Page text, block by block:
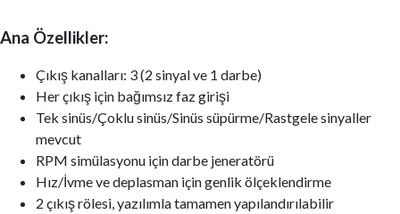
Ana Özellikler:
Çıkış kanalları: 3 (2 sinyal ve 1 darbe)
Her çıkış için bağımsız faz girişi
Tek sinüs/Çoklu sinüs/Sinüs süpürme/Rastgele sinyaller
mevcut
RPM simülasyonu için darbe jeneratörü
Hız/İvme ve deplasman için genlik ölçeklendirme
2 çıkış rölesi, yazılımla tamamen yapılandırılabilir